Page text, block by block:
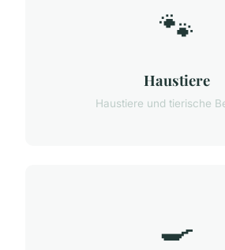
🐾
Haustiere
Haustiere und tierische
🍳